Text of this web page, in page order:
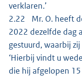
verklaren.’
2.22 Mr. O. heeft
2022 dezelfde dag
gestuurd, waarbij
‘Hierbij vindt u
die hij afgelopen